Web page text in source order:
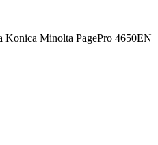
Minolta PagePro 4650EN